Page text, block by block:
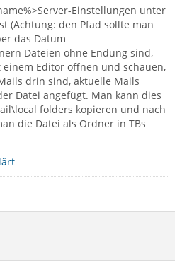
Einstellungen unter
(Achtung: den Pfad sollte man
das Datum
Dateien ohne Endung sind,
Editor öffnen und schauen,
drin sind, aktuelle Mails
Datei angefügt. Man kann dies
folders kopieren und nach
die Datei als Ordner in TBs